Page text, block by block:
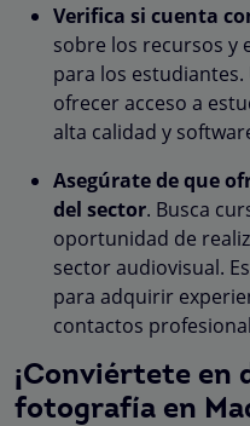
Verifica si cuenta
sobre los recursos y
para los
ofrecer acceso a
alta calidad y
Asegúrate de que
del sector. Busca
oportunidad de
sector audiovisual.
para adquirir
contactos
¡Conviértete en
fotografía en